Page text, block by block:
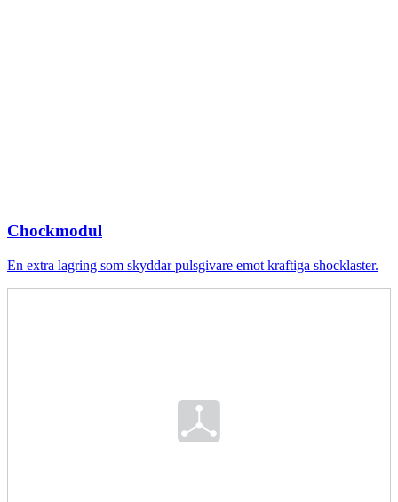
Chockmodul
En extra lagring som skyddar pulsgivare emot kraftiga shocklaster.